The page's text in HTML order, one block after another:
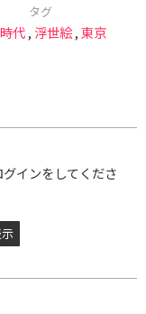
タグ
代, 浮世絵,東京
インをしてくださ